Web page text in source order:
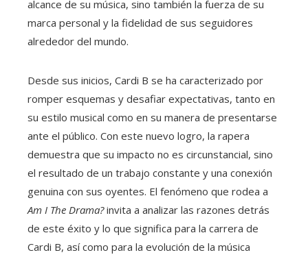
alcance de su música, sino también la fuerza de su
marca personal y la fidelidad de sus seguidores
alrededor del mundo.
Desde sus inicios, Cardi B se ha caracterizado por
romper esquemas y desafiar expectativas, tanto en
su estilo musical como en su manera de presentarse
ante el público. Con este nuevo logro, la rapera
demuestra que su impacto no es circunstancial, sino
el resultado de un trabajo constante y una conexión
genuina con sus oyentes. El fenómeno que rodea a
Am I The Drama?invita a analizar las razones detrás
de este éxito y lo que significa para la carrera de
Cardi B, así como para la evolución de la música